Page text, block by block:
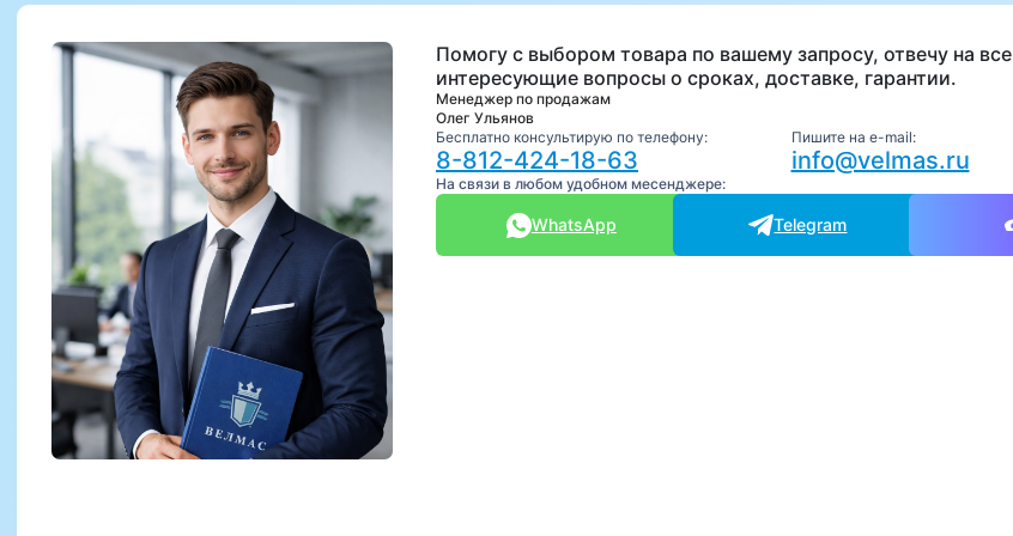
Помогу с выбором товара по вашему запросу, отвечу на все
интересующие вопросы о сроках, доставке, гарантии.
Менеджер по продажам
Олег Ульянов
Бесплатно консультирую по телефону:
8-812-424-18-63
Пишите на e-mail:
info@velmas.ru
На связи в любом удобном месенджере:
WhatsApp Telegram